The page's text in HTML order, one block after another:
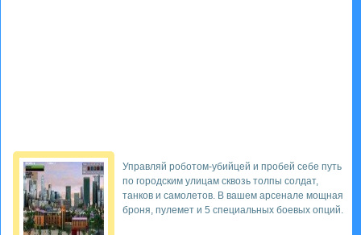
Управляй роботом-убийцей и пробей себе путь
по городским улицам сквозь толпы солдат,
танков и самолетов. В вашем арсенале мощная
броня, пулемет и 5 специальных боевых опций.